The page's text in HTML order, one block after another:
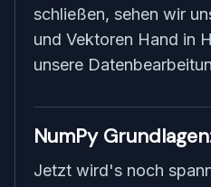
schließen, sehen wir
und Vektoren Hand in
unsere
NumPy
Jetzt wird's noch